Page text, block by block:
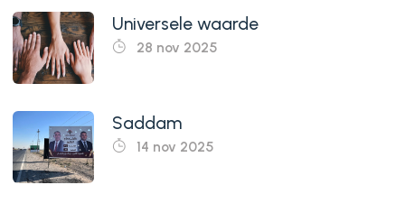
Universele waarde
28 nov 2025
Saddam
14 nov 2025